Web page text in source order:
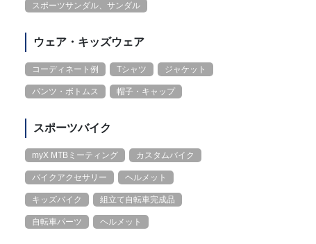
スポーツサンダル、サンダル
ウェア・キッズウェア
コーディネート例 Tシャツ ジャケット
パンツ・ボトムス 帽子・キャップ
スポーツバイク
myX MTBミーティング カスタムバイク
バイクアクセサリー ヘルメット
キッズバイク 組立て自転車完成品
自転車パーツ ヘルメット